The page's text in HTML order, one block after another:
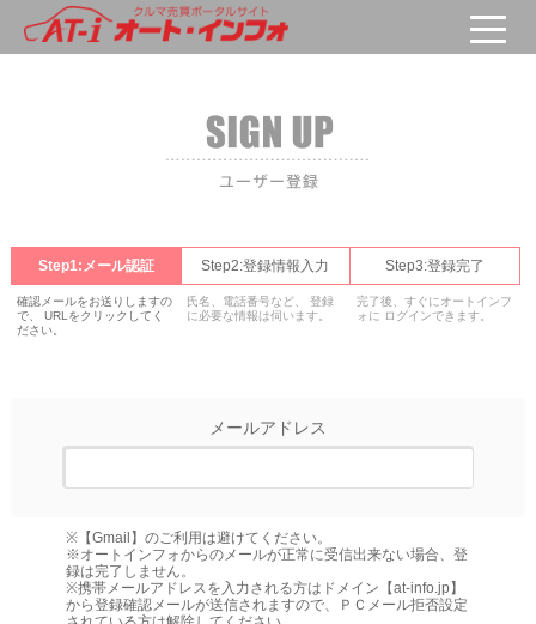
Step1:メール認証
確認メールをお送りしますの
で、 URLをクリックしてく
ださい。
Step2:登録情報入力
氏名、電話番号など、 登録
に必要な情報は伺います。
Step3:登録完了
完了後、すぐにオートインフ
ォに ログインできます。
メールアドレス
※【Gmail】のご利用は避けてください。
※オートインフォからのメールが正常に受信出来ない場合、登
録は完了しません。
※携帯メールアドレスを入力される方はドメイン【at-info.jp】
から登録確認メールが送信されますので、ＰＣメール拒否設定